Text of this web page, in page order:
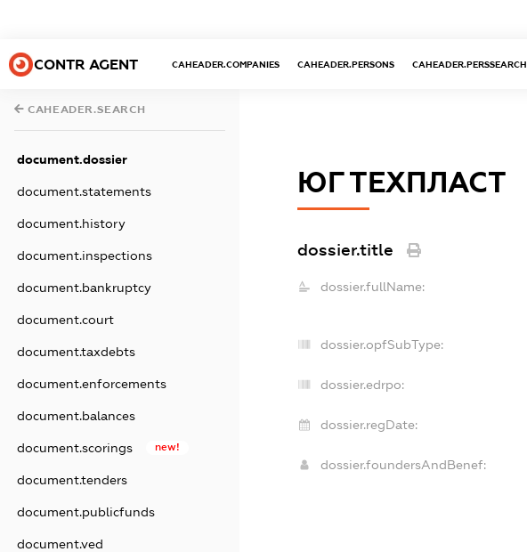
CONTR AGENT CAHEADER.COMPANIES CAHEADER.PERSONS CAHEADER.PERSSEARCH
CAHEADER.SEARCH
document.dossier
document.statements
document.history
document.inspections
document.bankruptcy
document.court
document.taxdebts
document.enforcements
document.balances
document.scorings new!
document.tenders
document.publicfunds
document.ved
ЮГ ТЕХПЛАСТ
dossier.title
dossier.fullName:
dossier.opfSubType:
dossier.edrpo:
dossier.regDate:
dossier.foundersAndBenef: